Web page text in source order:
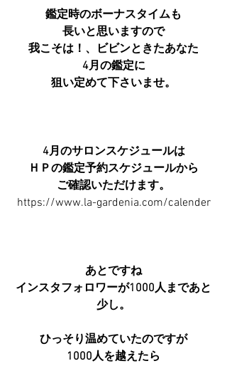
鑑定時のボーナスタイムも
長いと思いますので
我こそは！、ビビンときたあなた
4月の鑑定に
狙い定めて下さいませ。
4月のサロンスケジュールは
ＨＰの鑑定予約スケジュールから
ご確認いただけます。
https://www.la-gardenia.com/calender
あとですね
インスタフォロワーが1000人まであと
少し。
ひっそり温めていたのですが
1000人を越えたら